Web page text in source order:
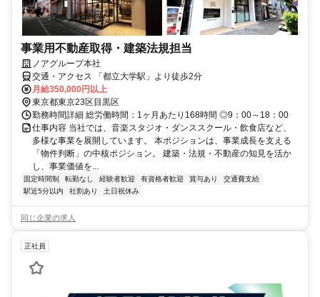
事業用不動産取得・建築法規担当
ノアグループ本社
交通・アクセス 「都立大学駅」より徒歩2分
月給350,000円以上
東京都東京23区目黒区
勤務時間詳細 総労働時間：1ヶ月あたり168時間 ◎9：00～18：00
仕事内容 当社では、音楽スタジオ・ダンススクール・飲食店など、
多様な事業を展開しています。 本ポジションは、事業成長を支える
「物件判断」の中核ポジション。 建築・法規・不動産の知見を活か
し、事業価値を...
固定時間制 転勤なし 経験者歓迎 有資格者歓迎 賞与あり
交通費支給
駅近5分以内
社割あり 土日祝休み
同じ企業の求人
正社員